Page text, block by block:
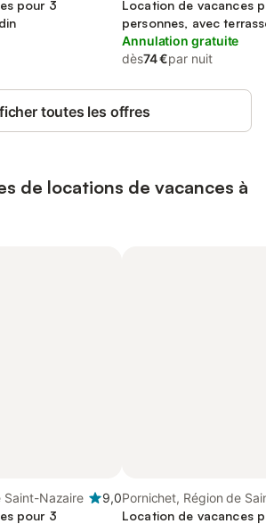
pour 3
Location de vacances
personnes, avec
Annulation gratuite
dès74 €par nuit
toutes les offres
de locations de vacances à
Saint-Nazaire
9,0
pour 3
Pornichet, Région de
Location de vacances